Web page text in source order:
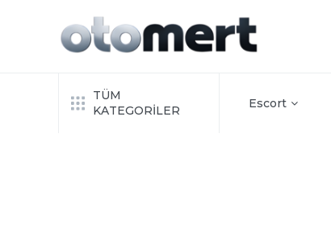
TÜM
KATEGORİLER
Escort